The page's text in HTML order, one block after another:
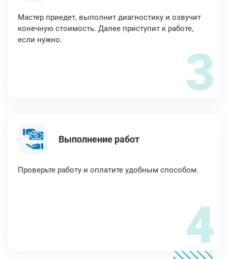
Мастер приедет, выполнит диагностику и озвучит
конечную стоимость. Далее приступит к работе,
если нужно.
3
Выполнение работ
Проверьте работу и оплатите удобным способом.
4